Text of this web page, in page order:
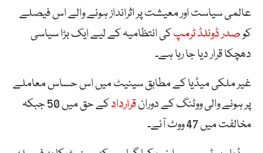
عالمی سیاست اور معیشت پر اثرانداز ہونے والے اس فیصلے
کوصدر ڈونلڈ ٹرمپکی انتظامیہ کے لیے ایک بڑا سیاسی
دھچکا قرار دیا جا رہا ہے۔
غیر ملکی میڈیا کے مطابق سینیٹ میں اس حساس معاملے
پر ہونے والی ووٹنگ کے دورانقرارداد
کے حق میں 50 جبکہ
مخالفت میں 47 ووٹ آئے۔